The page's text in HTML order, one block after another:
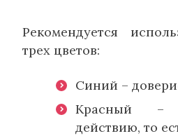
Рекомендуется
трех цветов:
Синий –
Красный –
действию, то